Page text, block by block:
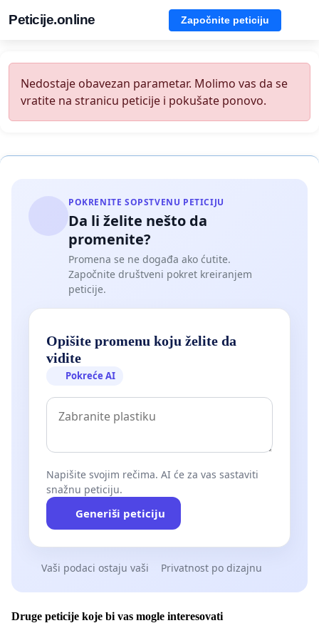
Peticije.online Započnite peticiju
Nedostaje obavezan parametar. Molimo vas da se
vratite na stranicu peticije i pokušate ponovo.
POKRENITE SOPSTVENU PETICIJU
Da li želite nešto da
promenite?
Promena se ne događa ako ćutite.
Započnite društveni pokret kreiranjem
peticije.
Opišite promenu koju želite da
vidite
Pokreće AI
Napišite svojim rečima. AI će za vas sastaviti
snažnu peticiju.
Generiši peticiju
Vaši podaci ostaju vaši Privatnost po dizajnu
Druge peticije koje bi vas mogle interesovati